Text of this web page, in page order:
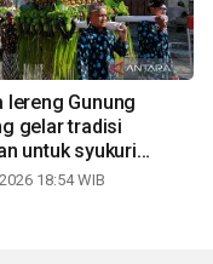
lereng Gunung
gelar tradisi
untuk syukuri
18:54 WIB